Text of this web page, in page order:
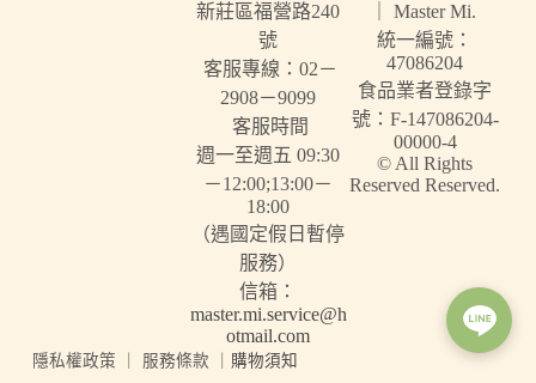
｜ Master Mi.
統一編號：
47086204
食品業者登錄字
號：F-147086204-
00000-4
© All Rights
Reserved Reserved.
新莊區福營路240
號
客服專線：02－
2908－9099
客服時間
週一至週五 09:30
－12:00;13:00－
18:00
（遇國定假日暫停
服務）
信箱：
master.mi.service@h
otmail.com
隱私權政策 服務條款 購物須知